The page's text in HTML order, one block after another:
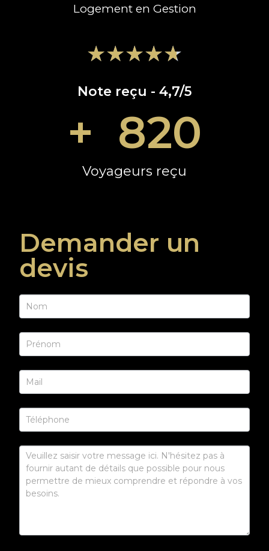
Logement en Gestion
★★★★★
Note reçu - 4,7/5
+ 820
Voyageurs reçu​
Demander un
devis
Contact
Us